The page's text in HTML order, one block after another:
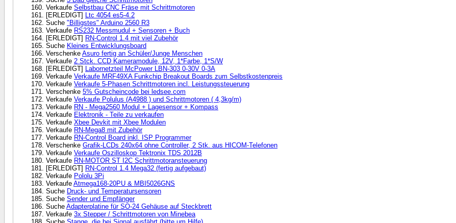
Verkaufe Selbstbau CNC Fräse mit Schrittmotoren
[ERLEDIGT] Ltc 4054 es5-4.2
Suche "Billigstes" Arduino 2560 R3
Verkaufe RS232 Messmudul + Sensoren + Buch
[ERLEDIGT] RN-Control 1.4 mit viel Zubehör
Suche Kleines Entwicklungsboard
Verschenke Asuro fertig an Schüler/Junge Menschen
Verkaufe 2 Stck. CCD Kameramodule, 12V, 1*Farbe, 1*S/W
[ERLEDIGT] Labornetzteil McPower LBN-303 0-30V 0-3A
Verkaufe Verkaufe MRF49XA Funkchip Breakout Boards zum Selbstkostenpreis
Verkaufe Verkaufe 5-Phasen Schrittmotoren incl. Leistungssteuerung
Verschenke 5% Gutscheincode bei ledsee.com
Verkaufe Verkaufe Polulus (A4988 ) und Schrittmotoren ( 4,3kg/m)
Verkaufe RN - Mega2560 Modul + Lagesensor + Kompass
Verkaufe Elektronik - Teile zu verkaufen
Verkaufe Xbee Devkit mit Xbee Modulen
Verkaufe RN-Mega8 mit Zubehör
Verkaufe RN-Control Board inkl. ISP Programmer
Verschenke Grafik-LCDs 240x64 ohne Controller, 2 Stk. aus HICOM-Telefonen
Verkaufe Verkaufe Oszilloskop Tektronix TDS 2012B
Verkaufe RN-MOTOR ST I2C Schrittmotoransteuerung
[ERLEDIGT] RN-Control 1.4 Mega32 (fertig aufgebaut)
Verkaufe Pololu 3Pi
Verkaufe Atmega168-20PU & MBI5026GNS
Suche Druck- und Temperatursensoren
Suche Sender und Empfänger
Suche Adapterplatine für SO-24 Gehäuse auf Steckbrett
Verkaufe 3x Stepper / Schrittmotoren von Minebea